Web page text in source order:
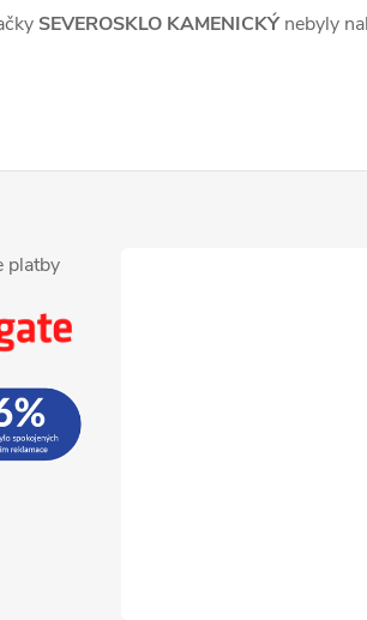
SEVEROSKLO KAMENICKÝnebyly
platby